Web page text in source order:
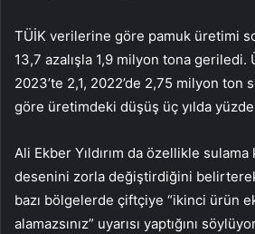
TÜİK verilerine göre pamuk üretimi
13,7 azalışla 1,9 milyon tona geriledi.
2023’te 2,1, 2022’de 2,75 milyon ton
göre üretimdeki düşüş üç yılda
Ali Ekber Yıldırım da özellikle
desenini zorla değiştirdiğini
bazı bölgelerde çiftçiye “ikinci ürün
alamazsınız” uyarısı yaptığını